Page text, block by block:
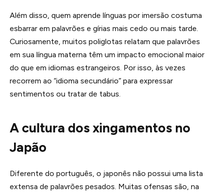
Além disso, quem aprende línguas por imersão costuma
esbarrar em palavrões e gírias mais cedo ou mais tarde.
Curiosamente, muitos poliglotas relatam que palavrões
em sua língua materna têm um impacto emocional maior
do que em idiomas estrangeiros. Por isso, às vezes
recorrem ao “idioma secundário” para expressar
sentimentos ou tratar de tabus.
A cultura dos xingamentos no
Japão
Diferente do português, o japonês não possui uma lista
extensa de palavrões pesados. Muitas ofensas são, na